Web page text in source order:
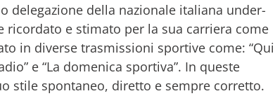
delegazione della nazionale italiana under-
ricordato e stimato per la sua carriera come
in diverse trasmissioni sportive come: “Qui
e “La domenica sportiva”. In queste
stile spontaneo, diretto e sempre corretto.